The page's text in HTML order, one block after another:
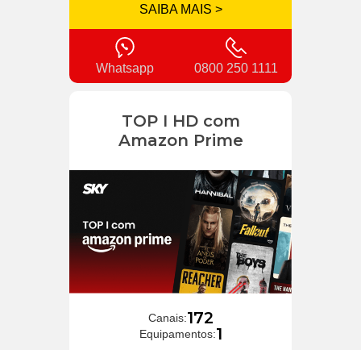
SAIBA MAIS >
Whatsapp 0800 250 1111
TOP I HD com
Amazon Prime
Canais:172
Equipamentos:1